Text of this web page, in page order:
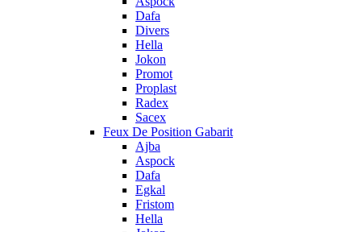
Dafa
Divers
Hella
Jokon
Promot
Proplast
Radex
Sacex
Feux De Position Gabarit
Ajba
Aspock
Dafa
Egkal
Fristom
Hella